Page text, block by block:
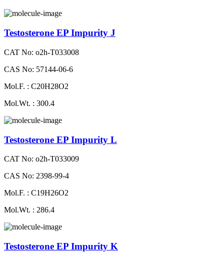
Testosterone EP Impurity J
CAT No: o2h-T033008
CAS No: 57144-06-6
Mol.F. : C20H28O2
Mol.Wt. : 300.4
Testosterone EP Impurity L
CAT No: o2h-T033009
CAS No: 2398-99-4
Mol.F. : C19H26O2
Mol.Wt. : 286.4
Testosterone EP Impurity K